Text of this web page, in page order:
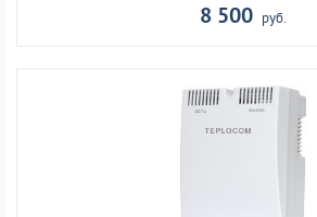
8 500 руб.